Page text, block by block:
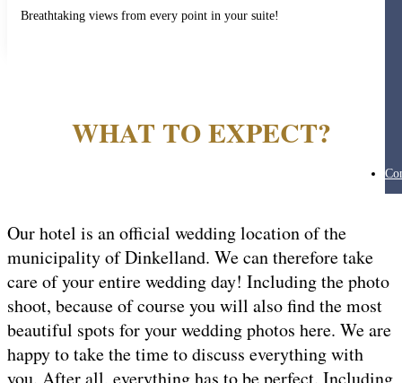
Breathtaking views from every point in your suite!
WHAT TO EXPECT?
Our hotel is an official wedding location of the
municipality of Dinkelland. We can therefore take
care of your entire wedding day! Including the photo
shoot, because of course you will also find the most
beautiful spots for your wedding photos here. We are
happy to take the time to discuss everything with
you. After all, everything has to be perfect. Including